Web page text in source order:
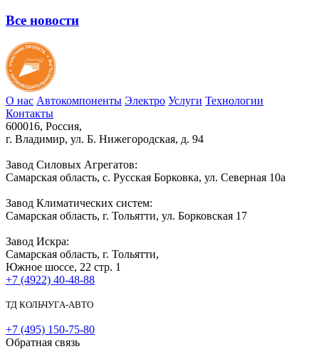
Все новости
О нас Автокомпоненты Электро Услуги Технологии
Контакты
600016, Россия,
г. Владимир, ул. Б. Нижегородская, д. 94
Завод Силовых Агрегатов:
Самарская область, с. Русская Борковка, ул. Северная 10а
Завод Климатических систем:
Самарская область, г. Тольятти, ул. Борковская 17
Завод Искра:
Самарская область, г. Тольятти,
Южное шоссе, 22 стр. 1
+7 (4922) 40-48-88
ТД КОЛЬЧУГА-АВТО
+7 (495) 150-75-80
Обратная связь